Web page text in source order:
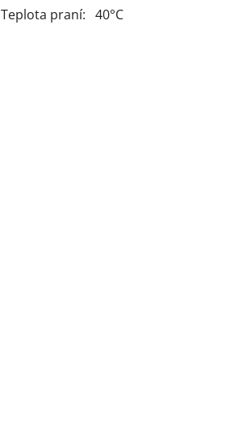
Teplota praní: 40°C